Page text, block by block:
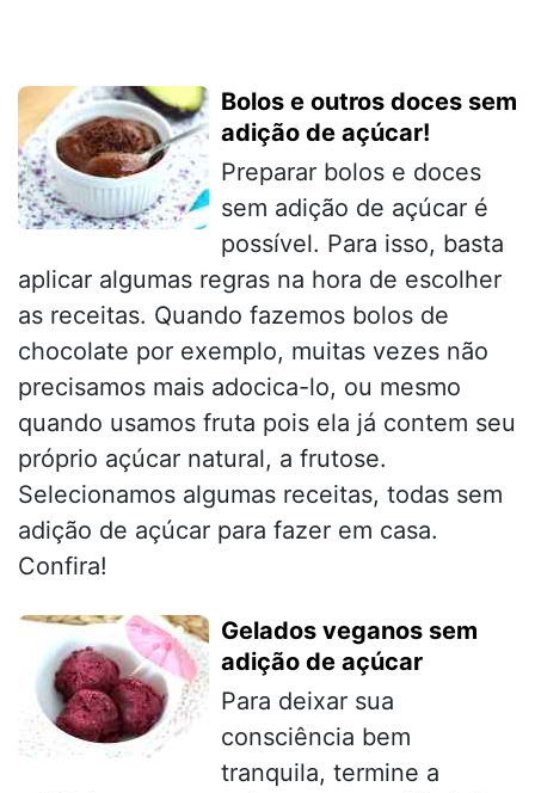
Bolos e outros doces sem
adição de açúcar!
Preparar bolos e doces
sem adição de açúcar é
possível. Para isso, basta
aplicar algumas regras na hora de escolher
as receitas. Quando fazemos bolos de
chocolate por exemplo, muitas vezes não
precisamos mais adocica-lo, ou mesmo
quando usamos fruta pois ela já contem seu
próprio açúcar natural, a frutose.
Selecionamos algumas receitas, todas sem
adição de açúcar para fazer em casa.
Confira!
Gelados veganos sem
adição de açúcar
Para deixar sua
consciência bem
tranquila, termine a